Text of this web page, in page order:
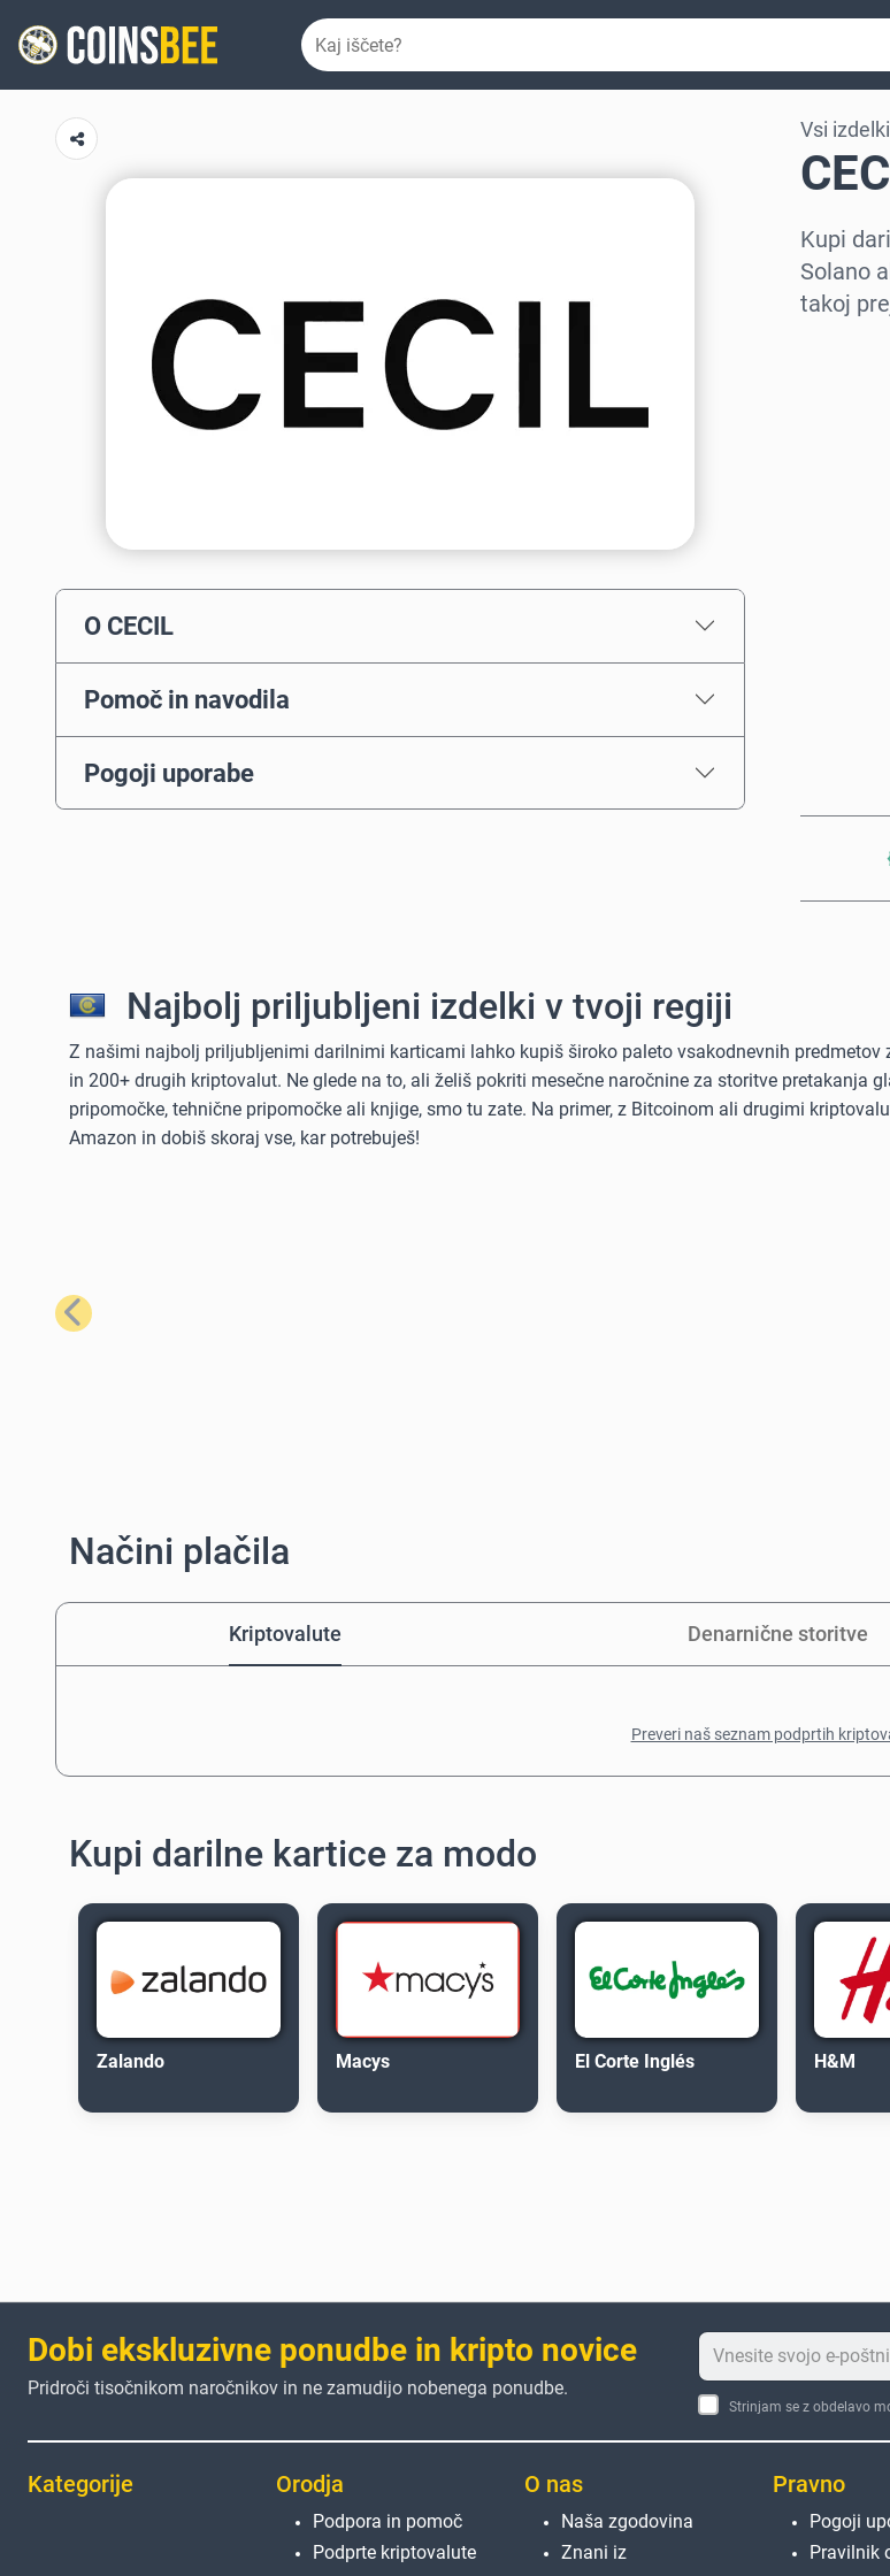
O CECIL
Pomoč in navodila
Pogoji uporabe
Vsi izdelki
Kupi
Solano
takoj
Najbolj priljubljeni izdelki v tvoji regiji
Z našimi najbolj priljubljenimi darilnimi karticami lahko kupiš široko paleto vsakodnevnih predmetov
in 200+ drugih kriptovalut. Ne glede na to, ali želiš pokriti mesečne naročnine za storitve pretakanja
pripomočke, tehnične pripomočke ali knjige, smo tu zate. Na primer, z Bitcoinom ali drugimi
Amazon in dobiš skoraj vse, kar potrebuješ!
Prejšnji
Načini plačila
Kriptovalute Denarnične storitve
Preveri naš seznam podprtih
Kupi darilne kartice za modo
Zalando Macys El Corte Inglés H&M
Dobi ekskluzivne ponudbe in kripto novice
Pridroči tisočnikom naročnikov in ne zamudijo nobenega ponudbe.
Strinjam se z obdelavo
Kategorije Orodja
Podpora in pomoč
Podprte kriptovalute
O nas
Naša zgodovina
Znani iz
Pravno
Pogoji
Pravilnik